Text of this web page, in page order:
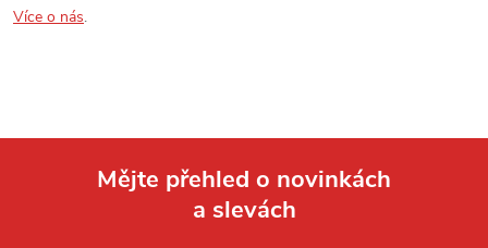
Více o nás.
Mějte přehled o novinkách
a slevách